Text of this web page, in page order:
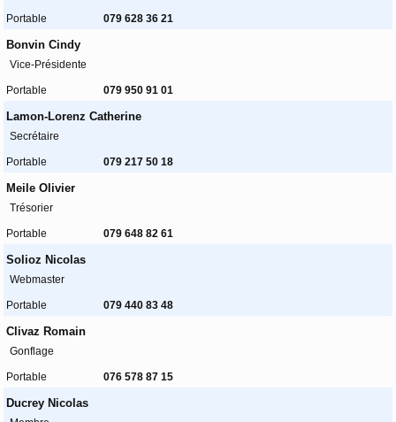
Portable 079 628 36 21
Bonvin Cindy
Vice-Présidente
Portable 079 950 91 01
Lamon-Lorenz Catherine
Secrétaire
Portable 079 217 50 18
Meile Olivier
Trésorier
Portable 079 648 82 61
Solioz Nicolas
Webmaster
Portable 079 440 83 48
Clivaz Romain
Gonflage
Portable 076 578 87 15
Ducrey Nicolas